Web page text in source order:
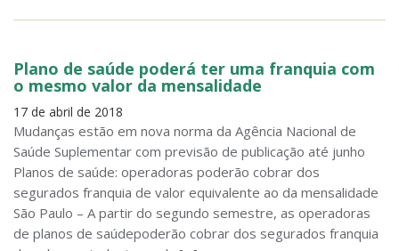
Plano de saúde poderá ter uma franquia com
o mesmo valor da mensalidade
17 de abril de 2018
Mudanças estão em nova norma da Agência Nacional de
Saúde Suplementar com previsão de publicação até junho
Planos de saúde: operadoras poderão cobrar dos
segurados franquia de valor equivalente ao da mensalidade
São Paulo – A partir do segundo semestre, as operadoras
de planos de saúdepoderão cobrar dos segurados franquia